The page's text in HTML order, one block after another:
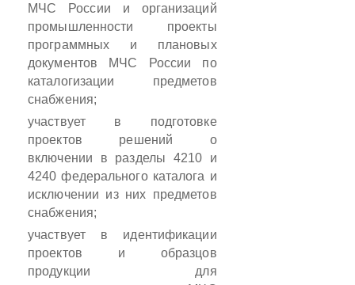
МЧС России и организаций
промышленности проекты
программных и плановых
документов МЧС России по
каталогизации предметов
снабжения;
участвует в подготовке
проектов решений о
включении в разделы 4210 и
4240 федерального каталога и
исключении из них предметов
снабжения;
участвует в идентификации
проектов и образцов
продукции для